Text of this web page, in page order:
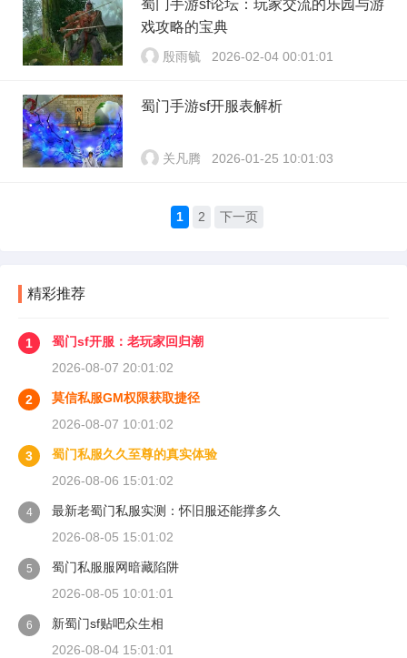
蜀门手游sf论坛：玩家交流的乐园与游
戏攻略的宝典
殷雨毓 2026-02-04 00:01:01
蜀门手游sf开服表解析
关凡腾 2026-01-25 10:01:03
1 2 下一页
精彩推荐
1
蜀门sf开服：老玩家回归潮
2026-08-07 20:01:02
2
莫信私服GM权限获取捷径
2026-08-07 10:01:02
3
蜀门私服久久至尊的真实体验
2026-08-06 15:01:02
4
最新老蜀门私服实测：怀旧服还能撑多久
2026-08-05 15:01:02
5
蜀门私服服网暗藏陷阱
2026-08-05 10:01:01
6
新蜀门sf贴吧众生相
2026-08-04 15:01:01